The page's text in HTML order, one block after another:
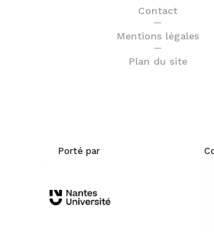
Contact
Mentions légales
Plan du site
Porté par